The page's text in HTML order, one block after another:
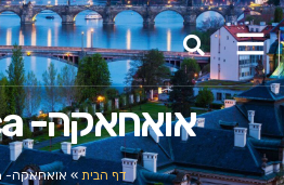
אואחאקה- Oaxaca
דף הבית » אואחאקה- Oaxaca